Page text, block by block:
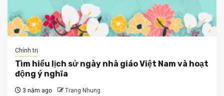
Chính trị
Tìm hiểu lịch sử ngày nhà giáo Việt Nam và hoạt
động ý nghĩa
3 năm ago Trang Nhung